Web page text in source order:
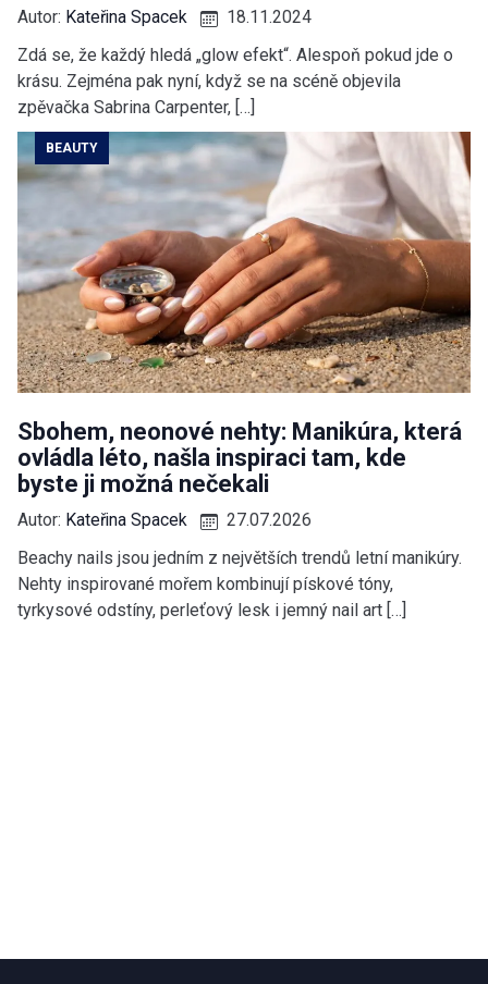
Autor: Kateřina Spacek
18.11.2024
Zdá se, že každý hledá „glow efekt“. Alespoň pokud jde o
krásu. Zejména pak nyní, když se na scéně objevila
zpěvačka Sabrina Carpenter, […]
BEAUTY
Sbohem, neonové nehty: Manikúra, která
ovládla léto, našla inspiraci tam, kde
byste ji možná nečekali
Autor: Kateřina Spacek
27.07.2026
Beachy nails jsou jedním z největších trendů letní manikúry.
Nehty inspirované mořem kombinují pískové tóny,
tyrkysové odstíny, perleťový lesk i jemný nail art […]